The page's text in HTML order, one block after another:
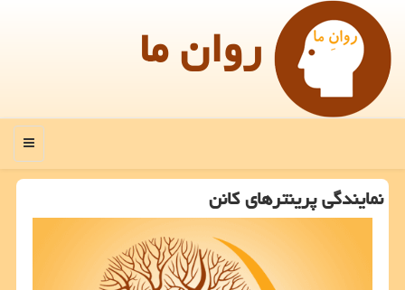
روان ما
منو
نمایندگی پرینترهای كانن